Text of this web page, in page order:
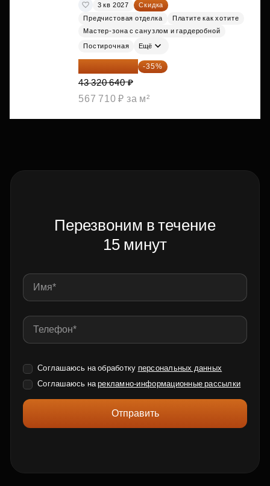
3 кв 2027
Скидка
Предчистовая отделка
Платите как хотите
Мастер-зона с санузлом и гардеробной
Постирочная Ещё
28 158 416 ₽ -35%
43 320 640 ₽
567 710 ₽ за м²
Перезвоним в течение
15 минут
Соглашаюсь на обработку персональных данных
Соглашаюсь нарекламно-информационные рассылки
Отправить